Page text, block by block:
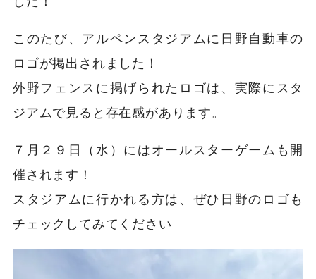
このたび、アルペンスタジアムに日野自動車の
ロゴが掲出されました！
外野フェンスに掲げられたロゴは、実際にスタ
ジアムで見ると存在感があります。
７月２９日（水）にはオールスターゲームも開
催されます！
スタジアムに行かれる方は、ぜひ日野のロゴも
チェックしてみてください